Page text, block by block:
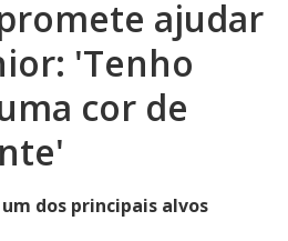
ajudar
'Tenho
cor de
dos principais alvos